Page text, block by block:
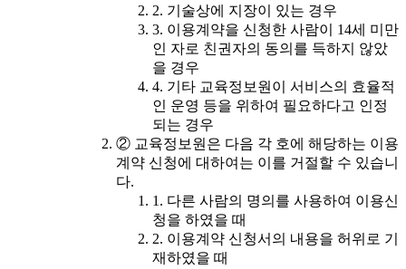
2. 기술상에 지장이 있는 경우
3. 이용계약을 신청한 사람이 14세 미만
인 자로 친권자의 동의를 득하지 않았
을 경우
4. 기타 교육정보원이 서비스의 효율적
인 운영 등을 위하여 필요하다고 인정
되는 경우
② 교육정보원은 다음 각 호에 해당하는 이용
계약 신청에 대하여는 이를 거절할 수 있습니
다.
1. 다른 사람의 명의를 사용하여 이용신
청을 하였을 때
2. 이용계약 신청서의 내용을 허위로 기
재하였을 때